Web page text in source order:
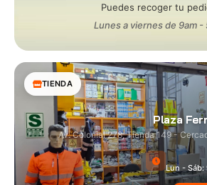
Puedes recoger tu
Lunes a viernes de 9am -
TIENDA
Plaza
Av. Colonial 278, Tienda 149 -
Lun -